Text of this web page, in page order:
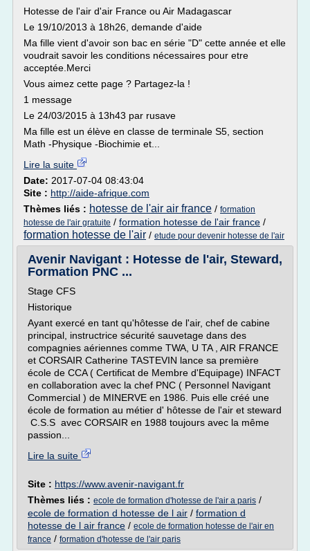
Hotesse de l'air d'air France ou Air Madagascar
Le 19/10/2013 à 18h26, demande d'aide
Ma fille vient d'avoir son bac en série "D" cette année et elle
voudrait savoir les conditions nécessaires pour etre
acceptée.Merci
Vous aimez cette page ? Partagez-la !
1 message
Le 24/03/2015 à 13h43 par rusave
Ma fille est un élève en classe de terminale S5, section
Math -Physique -Biochimie et...
Lire la suite
Date: 2017-07-04 08:43:04
Site : http://aide-afrique.com
Thèmes liés : hotesse de l'air air france / formation
hotesse de l'air gratuite / formation hotesse de l'air france /
formation hotesse de l'air / etude pour devenir hotesse de l'air
Avenir Navigant : Hotesse de l'air, Steward,
Formation PNC ...
Stage CFS
Historique
Ayant exercé en tant qu'hôtesse de l'air, chef de cabine
principal, instructrice sécurité sauvetage dans des
compagnies aériennes comme TWA, U TA , AIR FRANCE
et CORSAIR Catherine TASTEVIN lance sa première
école de CCA ( Certificat de Membre d'Equipage) INFACT
en collaboration avec la chef PNC ( Personnel Navigant
Commercial ) de MINERVE en 1986. Puis elle créé une
école de formation au métier d' hôtesse de l'air et steward
C.S.S avec CORSAIR en 1988 toujours avec la même
passion...
Lire la suite
Site : https://www.avenir-navigant.fr
Thèmes liés : ecole de formation d'hotesse de l'air a paris /
ecole de formation d hotesse de l air / formation d
hotesse de l air france / ecole de formation hotesse de l'air en
france / formation d'hotesse de l'air paris